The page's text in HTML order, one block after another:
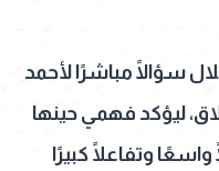
سؤالًا مباشرًا لأحمد
ليؤكد فهمي حينها
واسعًا وتفاعلًا كبيرًا